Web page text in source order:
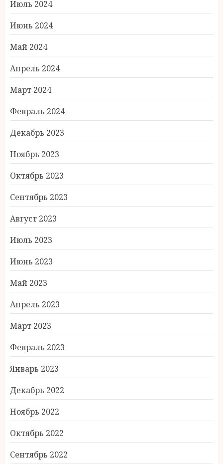
Июль 2024
Июнь 2024
Май 2024
Апрель 2024
Март 2024
Февраль 2024
Декабрь 2023
Ноябрь 2023
Октябрь 2023
Сентябрь 2023
Август 2023
Июль 2023
Июнь 2023
Май 2023
Апрель 2023
Март 2023
Февраль 2023
Январь 2023
Декабрь 2022
Ноябрь 2022
Октябрь 2022
Сентябрь 2022